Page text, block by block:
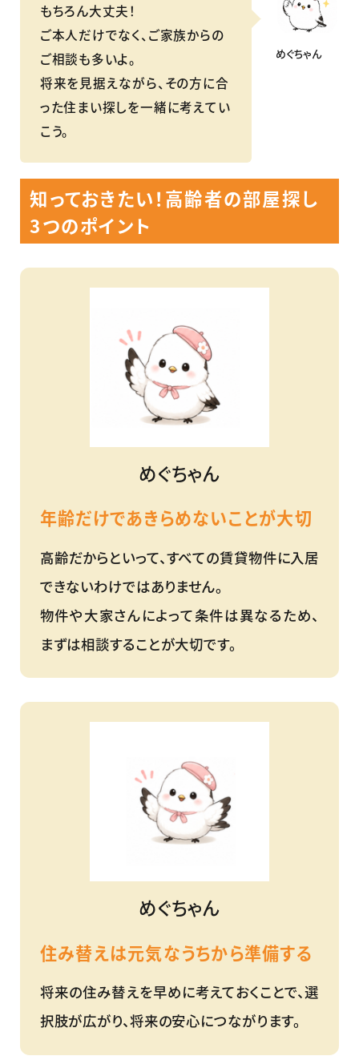
めぐちゃん
もちろん大丈夫！
ご本人だけでなく、ご家族からの
ご相談も多いよ。
将来を見据えながら、その方に合
った住まい探しを一緒に考えてい
こう。
知っておきたい！高齢者の部屋探し
3つのポイント
年齢だけであきらめないことが大切
高齢だからといって、すべての賃貸物件に入居
できないわけではありません。
物件や大家さんによって条件は異なるため、
まずは相談することが大切です。
めぐちゃん
住み替えは元気なうちから準備する
将来の住み替えを早めに考えておくことで、選
択肢が広がり、将来の安心につながります。
めぐちゃん